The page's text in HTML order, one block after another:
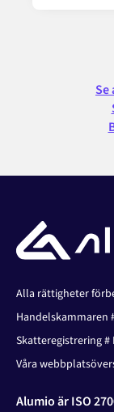
Se
Alla rättigheter
Handelskammaren
Skatteregistrering #
Våra
Alumio är ISO